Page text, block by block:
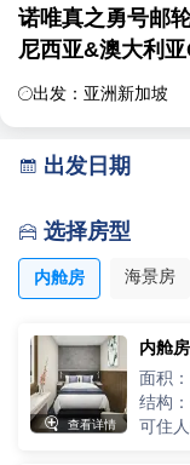
诺唯真之勇号邮
尼西亚&澳大利亚
出发：亚洲新加坡
 出发日期
 选择房型
内舱房 海景房
 查看详情
内舱房
面积
结构
可住